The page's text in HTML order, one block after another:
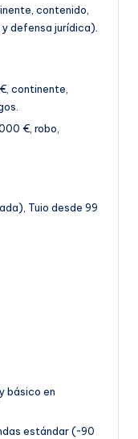
contenido,
defensa jurídica).
continente,
€, robo,
Tuio desde 99
básico en
estándar (~90